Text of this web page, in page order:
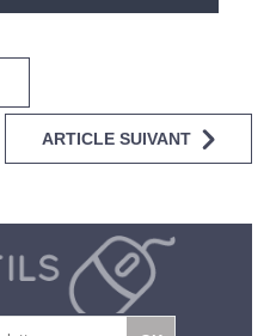
ARTICLE SUIVANT